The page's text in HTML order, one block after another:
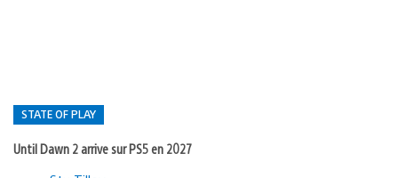
STATE OF PLAY
Until Dawn 2 arrive sur PS5 en 2027